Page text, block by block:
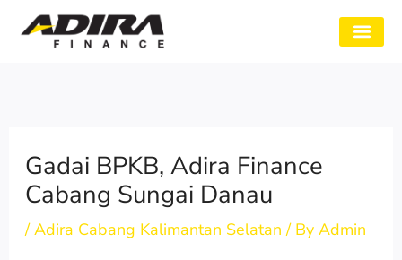
Gadai BPKB, Adira Finance
Cabang Sungai Danau
/Adira Cabang Kalimantan Selatan / By Admin